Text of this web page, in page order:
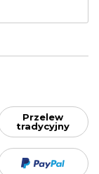
Przelew
tradycyjny